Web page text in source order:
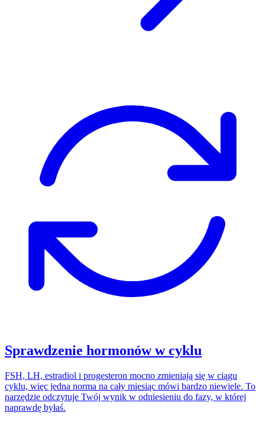
Sprawdzenie hormonów w cyklu
FSH, LH, estradiol i progesteron mocno zmieniają się w ciągu
cyklu, więc jedna norma na cały miesiąc mówi bardzo niewiele. To
narzędzie odczytuje Twój wynik w odniesieniu do fazy, w której
naprawdę byłaś.